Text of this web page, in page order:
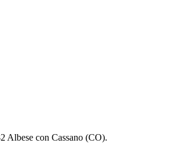
Albese con Cassano (CO).